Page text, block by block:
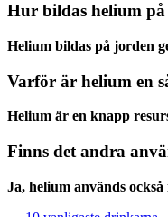
Hur bildas helium
Helium bildas på jorden
Varför är helium en
Helium är en knapp
Finns det andra
Ja, helium används